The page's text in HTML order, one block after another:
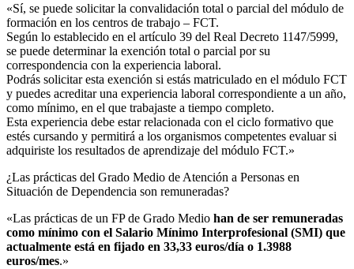
«Sí, se puede solicitar la convalidación total o parcial del módulo de
formación en los centros de trabajo – FCT.
Según lo establecido en el artículo 39 del Real Decreto 1147/5999,
se puede determinar la exención total o parcial por su
correspondencia con la experiencia laboral.
Podrás solicitar esta exención si estás matriculado en el módulo FCT
y puedes acreditar una experiencia laboral correspondiente a un año,
como mínimo, en el que trabajaste a tiempo completo.
Esta experiencia debe estar relacionada con el ciclo formativo que
estés cursando y permitirá a los organismos competentes evaluar si
adquiriste los resultados de aprendizaje del módulo FCT.»
¿Las prácticas del Grado Medio de Atención a Personas en
Situación de Dependencia son remuneradas?​
«Las prácticas de un FP de Grado Medio han de ser remuneradas
como mínimo con el Salario Mínimo Interprofesional (SMI) que
actualmente está en fijado en 33,33 euros/día o 1.3988
euros/mes.»